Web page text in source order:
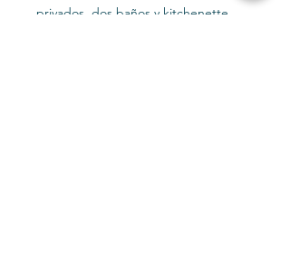
privados, dos baños y kitchenette,